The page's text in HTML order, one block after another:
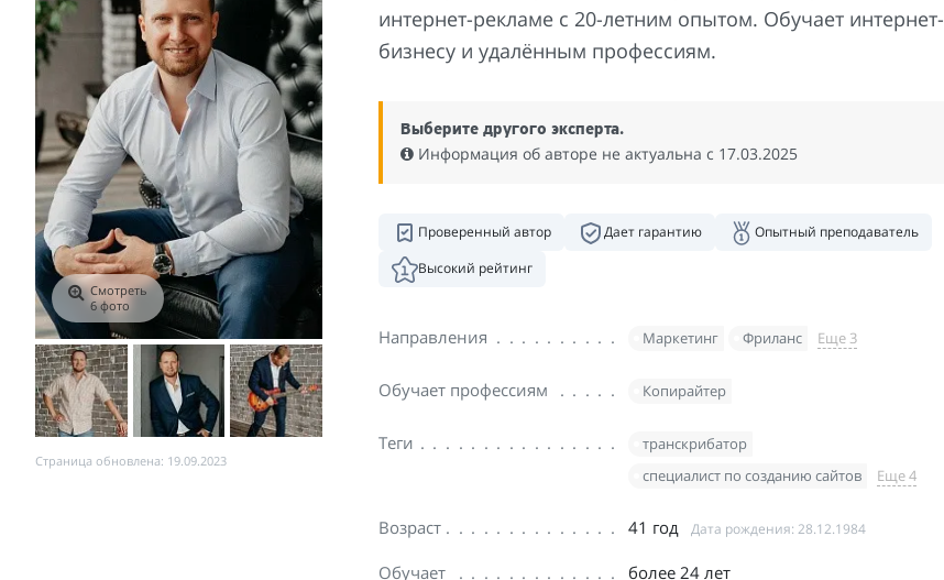
Смотреть
6 фото
Страница обновлена: 19.09.2023
интернет-рекламе с 20-летним опытом. Обучает интернет-
бизнесу и удалённым профессиям.
Выберите другого эксперта.
Информация об авторе не актуальна c 17.03.2025
Проверенный автор Дает гарантию
Опытный преподаватель
Высокий рейтинг
Направления Маркетинг Фриланс Еще 3
Обучает профессиям Копирайтер
Теги
транскрибатор
специалист по созданию сайтов
Еще 4
Возраст 41 год Дата рождения: 28.12.1984
Обучает более 24 лет